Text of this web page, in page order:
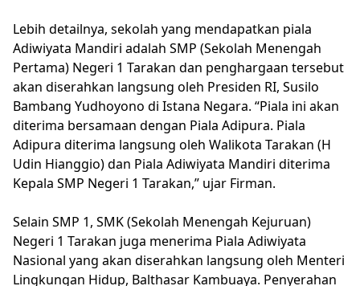
Lebih detailnya, sekolah yang mendapatkan piala
Adiwiyata Mandiri adalah SMP (Sekolah Menengah
Pertama) Negeri 1 Tarakan dan penghargaan tersebut
akan diserahkan langsung oleh Presiden RI, Susilo
Bambang Yudhoyono di Istana Negara. “Piala ini akan
diterima bersamaan dengan Piala Adipura. Piala
Adipura diterima langsung oleh Walikota Tarakan (H
Udin Hianggio) dan Piala Adiwiyata Mandiri diterima
Kepala SMP Negeri 1 Tarakan,” ujar Firman.
Selain SMP 1, SMK (Sekolah Menengah Kejuruan)
Negeri 1 Tarakan juga menerima Piala Adiwiyata
Nasional yang akan diserahkan langsung oleh Menteri
Lingkungan Hidup, Balthasar Kambuaya. Penyerahan